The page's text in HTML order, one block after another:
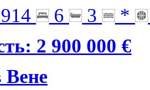
914 6 3
*
2 900 000 €